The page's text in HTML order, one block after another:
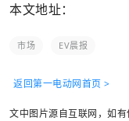
本文地址：
市场 EV晨报
返回第一电动网首页 >
文中图片源自互联网，如有